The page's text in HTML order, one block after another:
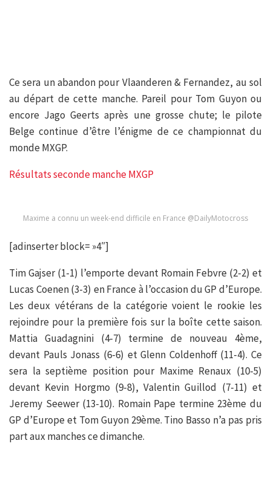
Ce sera un abandon pour Vlaanderen & Fernandez, au sol
au départ de cette manche. Pareil pour Tom Guyon ou
encore Jago Geerts après une grosse chute; le pilote
Belge continue d’être l’énigme de ce championnat du
monde MXGP.
Résultats seconde manche MXGP
Maxime a connu un week-end difficile en France @DailyMotocross
[adinserter block= »4″]
Tim Gajser (1-1) l’emporte devant Romain Febvre (2-2) et
Lucas Coenen (3-3) en France à l’occasion du GP d’Europe.
Les deux vétérans de la catégorie voient le rookie les
rejoindre pour la première fois sur la boîte cette saison.
Mattia Guadagnini (4-7) termine de nouveau 4ème,
devant Pauls Jonass (6-6) et Glenn Coldenhoff (11-4). Ce
sera la septième position pour Maxime Renaux (10-5)
devant Kevin Horgmo (9-8), Valentin Guillod (7-11) et
Jeremy Seewer (13-10). Romain Pape termine 23ème du
GP d’Europe et Tom Guyon 29ème. Tino Basso n’a pas pris
part aux manches ce dimanche.